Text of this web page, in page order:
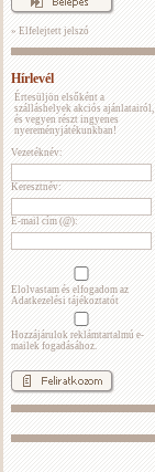
» Elfelejtett jelszó
Hírlevél
Értesüljön elsőként a
szálláshelyek akciós ajánlatairól,
és vegyen részt ingyenes
nyereményjátékunkban!
Vezetéknév:
Keresztnév:
E-mail cím (@):
Elolvastam és elfogadom az
Adatkezelési tájékoztatót
Hozzájárulok reklámtartalmú e-
mailek fogadásához.